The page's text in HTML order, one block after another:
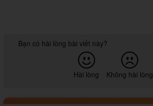
Bạn có hài lòng bài viết này?
Hài lòng Không hài lòng